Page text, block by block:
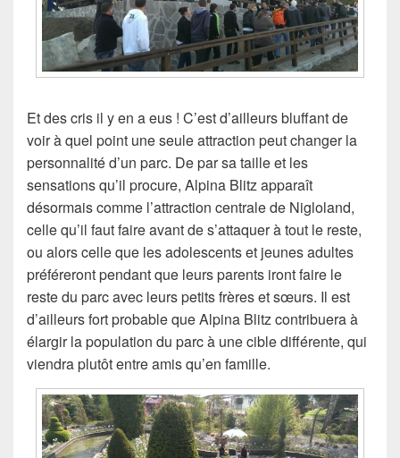
Et des cris il y en a eus ! C’est d’ailleurs bluffant de
voir à quel point une seule attraction peut changer la
personnalité d’un parc. De par sa taille et les
sensations qu’il procure, Alpina Blitz apparaît
désormais comme l’attraction centrale de Nigloland,
celle qu’il faut faire avant de s’attaquer à tout le reste,
ou alors celle que les adolescents et jeunes adultes
préféreront pendant que leurs parents iront faire le
reste du parc avec leurs petits frères et sœurs. Il est
d’ailleurs fort probable que Alpina Blitz contribuera à
élargir la population du parc à une cible différente, qui
viendra plutôt entre amis qu’en famille.